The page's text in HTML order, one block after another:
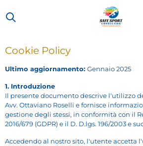
al
principale
Cookie Policy
Ultimo aggiornamento: Gennaio 2025
1. Introduzione
Il presente documento descrive l'utilizzo
Avv. Ottaviano Roselli e fornisce
gestione degli stessi, in conformità con il
2016/679 (GDPR) e il D. D.lgs. 196/2003 e
Accedendo al nostro sito, l'utente accetta